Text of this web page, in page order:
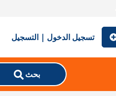
تسجيل الدخول | التسجيل
بحث